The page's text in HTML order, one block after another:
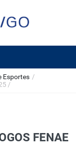
Esportes /
/
FENAE